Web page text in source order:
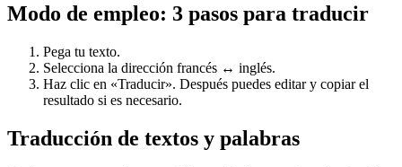
Modo de empleo: 3 pasos para traducir
Pega tu texto.
Selecciona la dirección francés ↔ inglés.
Haz clic en «Traducir». Después puedes editar y copiar el
resultado si es necesario.
Traducción de textos y palabras